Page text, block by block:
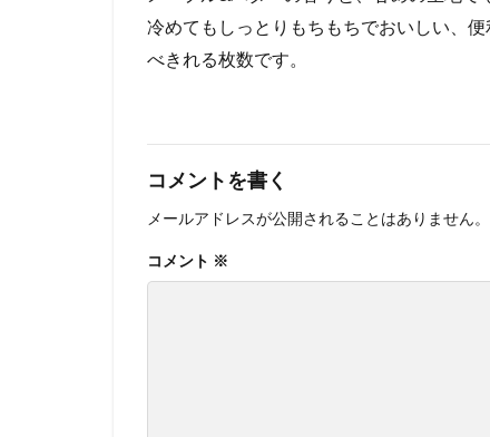
冷めてもしっとりもちもちでおいしい、
べきれる枚数です。
コメントを書く
メールアドレスが公開されることはありません。
コメント ※